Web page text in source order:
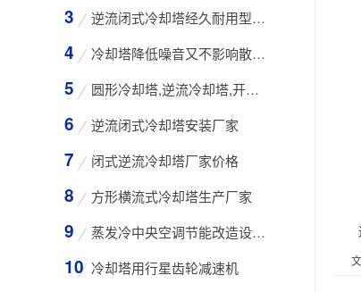
逆流闭式冷却塔经久耐用型工业凉水塔
冷却塔降低噪音又不影响散热效率的方法
圆形冷却塔,逆流冷却塔,开式冷却塔,200吨冷却
逆流闭式冷却塔安装厂家
闭式逆流冷却塔厂家价格
方形横流式冷却塔生产厂家
蒸发冷中央空调节能改造设备WK-30TA 4*3HP
冷却塔用行星齿轮减速机